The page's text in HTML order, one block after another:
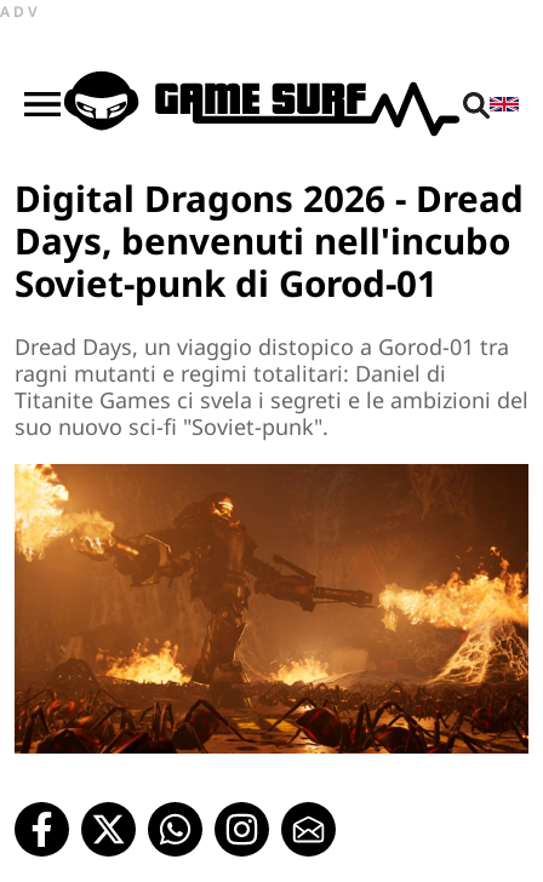
ADV
Digital Dragons 2026 - Dread
Days, benvenuti nell'incubo
Soviet-punk di Gorod-01
Dread Days, un viaggio distopico a Gorod-01 tra
ragni mutanti e regimi totalitari: Daniel di
Titanite Games ci svela i segreti e le ambizioni del
suo nuovo sci-fi "Soviet-punk".